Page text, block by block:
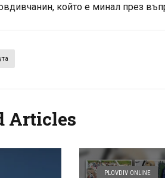
който е минал през
Articles
PLOVDIV ONLINE